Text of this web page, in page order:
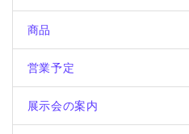
商品
営業予定
展示会の案内